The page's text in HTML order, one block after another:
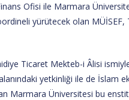
Ofisi ile Marmara
yürütecek olan
Ticaret Mekteb-i Âlisi
yetkinliği ile de İslam
Marmara Üniversitesi bu